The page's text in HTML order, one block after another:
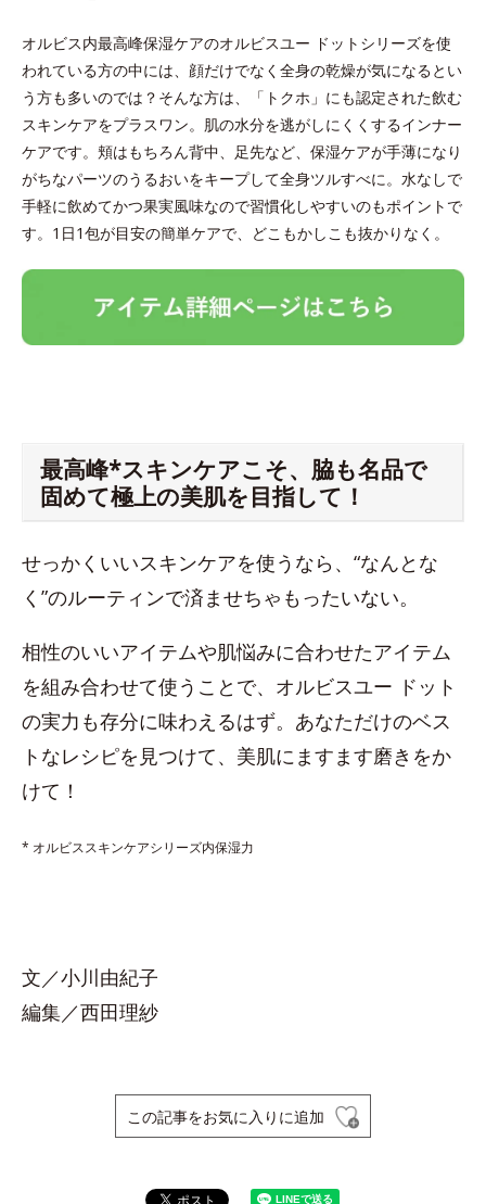
オルビス内最高峰保湿ケアのオルビスユー ドットシリーズを使
われている方の中には、顔だけでなく全身の乾燥が気になるとい
う方も多いのでは？そんな方は、「トクホ」にも認定された飲む
スキンケアをプラスワン。肌の水分を逃がしにくくするインナー
ケアです。頬はもちろん背中、足先など、保湿ケアが手薄になり
がちなパーツのうるおいをキープして全身ツルすべに。水なしで
手軽に飲めてかつ果実風味なので習慣化しやすいのもポイントで
す。1日1包が目安の簡単ケアで、どこもかしこも抜かりなく。
最高峰*スキンケアこそ、脇も名品で
固めて極上の美肌を目指して！
せっかくいいスキンケアを使うなら、“なんとな
く”のルーティンで済ませちゃもったいない。
相性のいいアイテムや肌悩みに合わせたアイテム
を組み合わせて使うことで、オルビスユー ドット
の実力も存分に味わえるはず。あなただけのベス
トなレシピを見つけて、美肌にますます磨きをか
けて！
* オルビススキンケアシリーズ内保湿力
文／小川由紀子
編集／西田理紗
この記事をお気に入りに追加